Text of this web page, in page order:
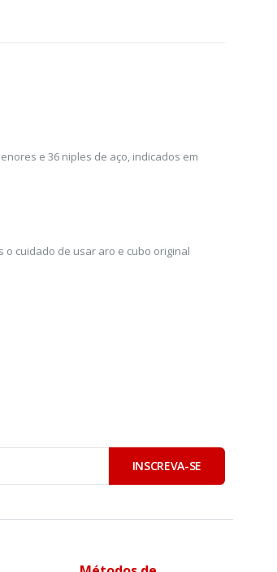
e 36 niples de aço, indicados em
cuidado de usar aro e cubo original
INSCREVA-SE